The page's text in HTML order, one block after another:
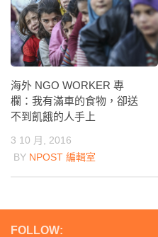
海外 NGO WORKER 專
欄：我有滿車的食物，卻送
不到飢餓的人手上
3 10 月, 2016
BY NPOST 編輯室
FOLLOW: